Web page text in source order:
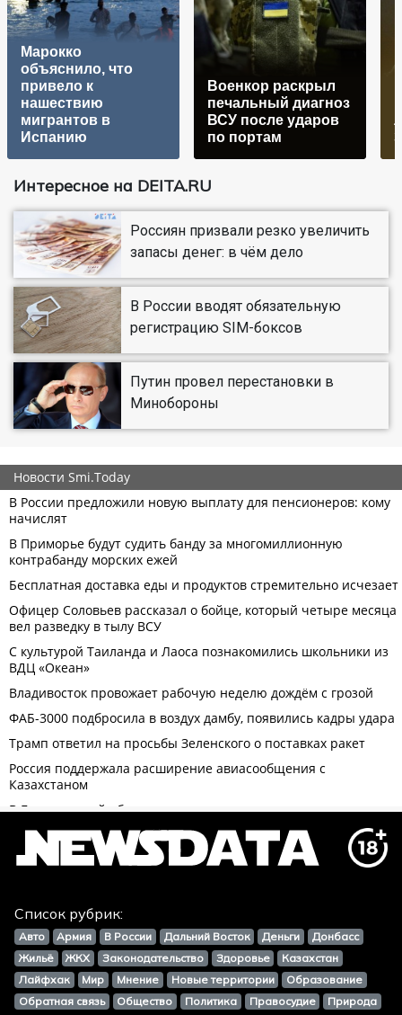
Марокко
объяснило, что
привело к
нашествию
мигрантов в
Испанию
Военкор раскрыл
печальный диагноз
ВСУ после ударов
по портам
Интересное на DEITA.RU
Россиян призвали резко увеличить
запасы денег: в чём дело
В России вводят обязательную
регистрацию SIM-боксов
Путин провел перестановки в
Минобороны
Список рубрик:
Авто Армия В России Дальний Восток Деньги
Донбасс
Жильё
ЖКХ Законодательство Здоровье
Казахстан
Лайфхак
Мир Мнение Новые территории
Образование
Обратная связь
Общество Политика Правосудие Природа